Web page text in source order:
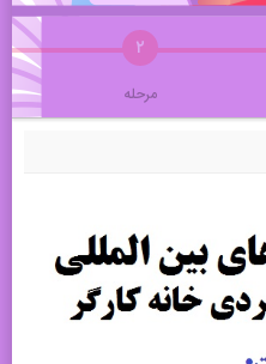
۲
مرحله